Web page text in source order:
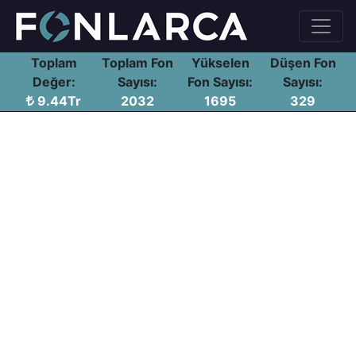
Toplam
Değer:
9.44Tr
Toplam Fon
Sayısı:
2032
Yükselen
Fon Sayısı:
1695
Düşen Fon
Sayısı:
329